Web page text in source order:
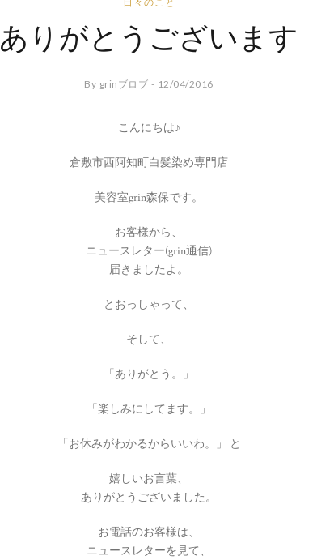
ありがとうございます
By grinブロブ - 12/04/2016
こんにちは♪
倉敷市西阿知町白髪染め専門店
美容室grin森保です。
お客様から、
ニュースレター(grin通信)
届きましたよ。
とおっしゃって、
そして、
「ありがとう。」
「楽しみにしてます。」
「お休みがわかるからいいわ。」 と
嬉しいお言葉、
ありがとうございました。
お電話のお客様は、
ニュースレターを見て、